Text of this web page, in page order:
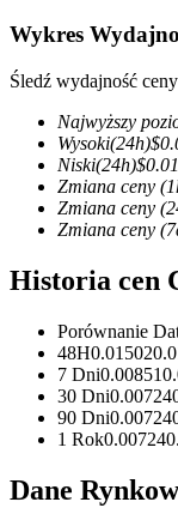
TradFi
Instrumenty
Kontrakty
Wykres
Śledź wydajność
Najwyższy
Wysoki(24h)$
Niski(24h)$
Zmiana ceny
Zmiana ceny
Zmiana ceny
Historia cen
Porównanie
48H0.01502
7 Dni0.00851
30 Dni0.00724
90 Dni0.00724
1 Rok0.00724
Dane